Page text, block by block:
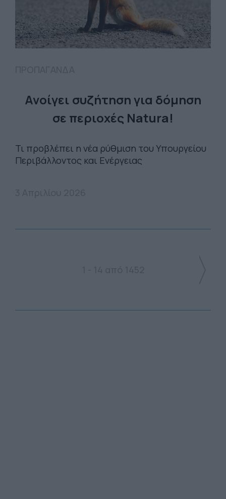
Ανοίγει συζήτηση για δόμηση
σε περιοχές Natura!
Τι προβλέπει η νέα ρύθμιση του Υπουργείου
Περιβάλλοντος και Ενέργειας